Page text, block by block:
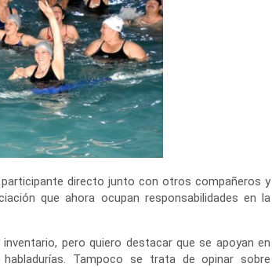
directo junto con otros compañeros y
que ahora ocupan responsabilidades en la
pero quiero destacar que se apoyan en
Tampoco se trata de opinar sobre